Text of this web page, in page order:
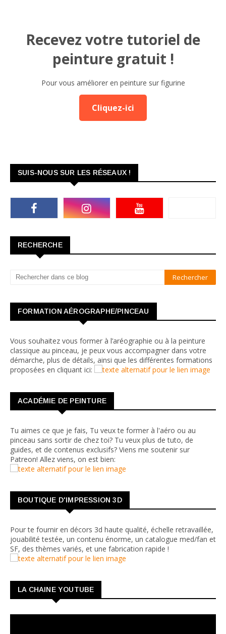
Recevez votre tutoriel de
peinture gratuit !
Pour vous améliorer en peinture sur figurine
Cliquez-ici
SUIS-NOUS SUR LES RÉSEAUX !
RECHERCHE
FORMATION AÉROGRAPHE/PINCEAU
Vous souhaitez vous former à l’aréographie ou à la peinture
classique au pinceau, je peux vous accompagner dans votre
démarche, plus de détails, ainsi que les différentes formations
proposées en cliquant ici:
ACADÉMIE DE PEINTURE
Tu aimes ce que je fais, Tu veux te former à l'aéro ou au
pinceau sans sortir de chez toi? Tu veux plus de tuto, de
guides, et de contenus exclusifs? Viens me soutenir sur
Patreon! Allez viens, on est bien:
BOUTIQUE D'IMPRESSION 3D
Pour te fournir en décors 3d haute qualité, échelle retravaillée,
jouabilité testée, un contenu énorme, un catalogue med/fan et
SF, des thèmes variés, et une fabrication rapide !
LA CHAINE YOUTUBE